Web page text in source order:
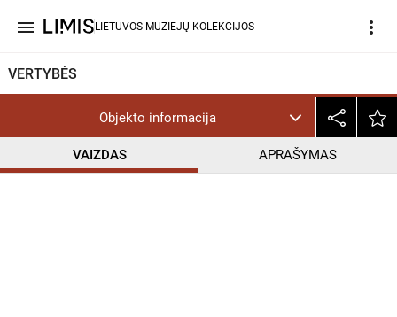
menu LIETUVOS MUZIEJŲ KOLEKCIJOS more_vert
VERTYBĖS
Objekto informacija
VAIZDAS APRAŠYMAS
CC BY-NC